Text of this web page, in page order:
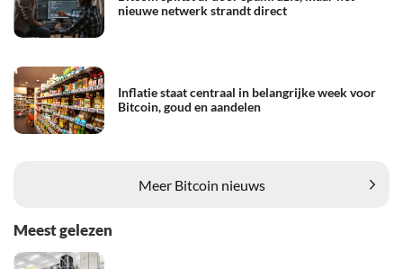
nieuwe netwerk strandt direct
Inflatie staat centraal in belangrijke week voor
Bitcoin, goud en aandelen
Meer Bitcoin nieuws
Meest gelezen